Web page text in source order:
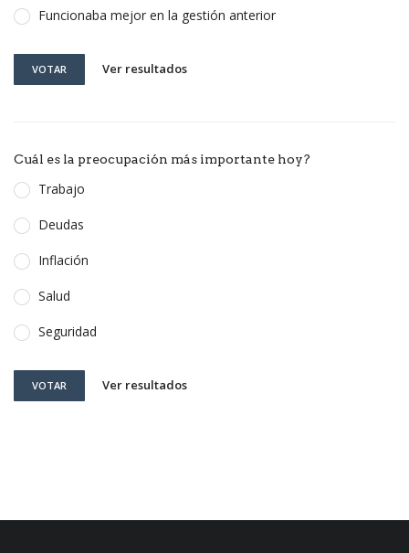
Funcionaba mejor en la gestión anterior
VOTAR Ver resultados
Cuál es la preocupación más importante hoy?
Trabajo
Deudas
Inflación
Salud
Seguridad
VOTAR Ver resultados